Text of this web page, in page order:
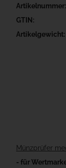
Artikelnummer:
GTIN:
Artikelgewicht:
Münzprüfer
- für